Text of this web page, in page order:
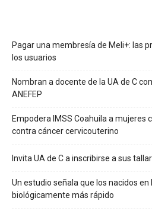
Pagar una membresía de Meli+: las
los usuarios
Nombran a docente de la UA de C
ANEFEP
Empodera IMSS Coahuila a mujeres
contra cáncer cervicouterino
Invita UA de C a inscribirse a sus
Un estudio señala que los nacidos en
biológicamente más rápido